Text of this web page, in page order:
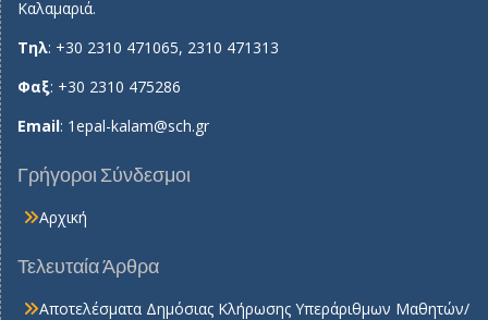
Καλαμαριά.
Τηλ: +30 2310 471065, 2310 471313
Φαξ: +30 2310 475286
Email: 1epal-kalam@sch.gr
Γρήγοροι Σύνδεσμοι
Αρχική
Τελευταία Άρθρα
Αποτελέσματα Δημόσιας Κλήρωσης Υπεράριθμων Μαθητών/